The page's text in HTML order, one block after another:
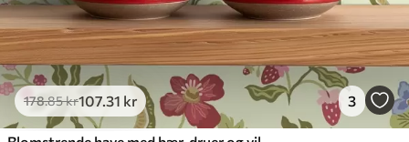
178.85kr107.31 kr 3